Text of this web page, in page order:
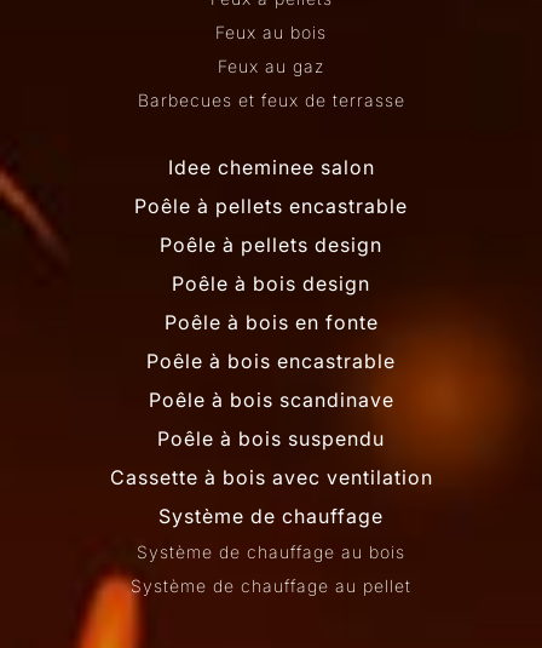
Feux au bois
Feux au gaz
Barbecues et feux de terrasse
Idee cheminee salon
Poêle à pellets encastrable
Poêle à pellets design
Poêle à bois design
Poêle à bois en fonte
Poêle à bois encastrable
Poêle à bois scandinave
Poêle à bois suspendu
Cassette à bois avec ventilation
Système de chauffage
Système de chauffage au bois
Système de chauffage au pellet